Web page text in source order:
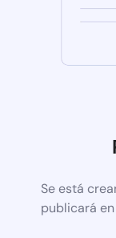
Se está
publicará